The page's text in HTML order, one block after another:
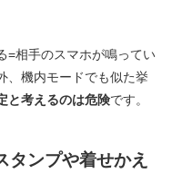
=相手のスマホが鳴ってい
、機内モードでも似た挙
と考えるのは危険です。
タンプや着せかえ